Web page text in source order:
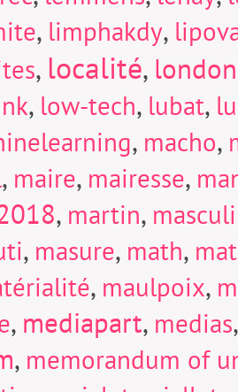
, limphakdy,
, localité, london
, low-tech, lubat,
, macho,
, maire, mairesse,
, martin,
, masure, math,
, maulpoix,
, mediapart, medias
, memorandum of